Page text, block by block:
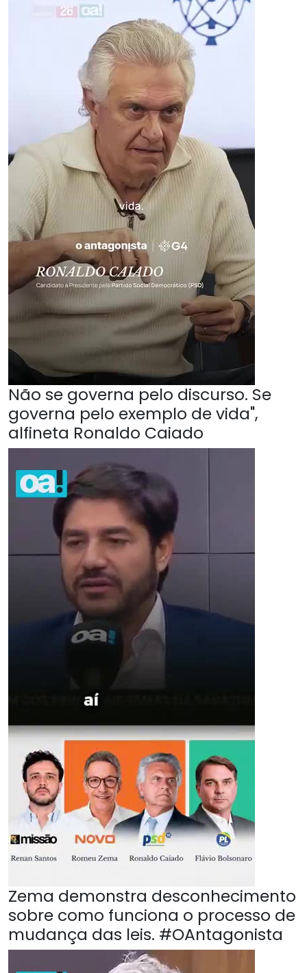
Não se governa pelo discurso. Se
governa pelo exemplo de vida",
alfineta Ronaldo Caiado
Zema demonstra desconhecimento
sobre como funciona o processo de
mudança das leis. #OAntagonista